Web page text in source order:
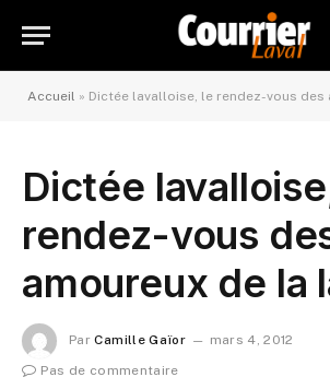
Accueil » Dictée lavalloise, le rendez-vous des
Dictée
rendez-vous
amoureux de la
Par Camille Gaïor
mars 4, 2012
Pas de commentaire